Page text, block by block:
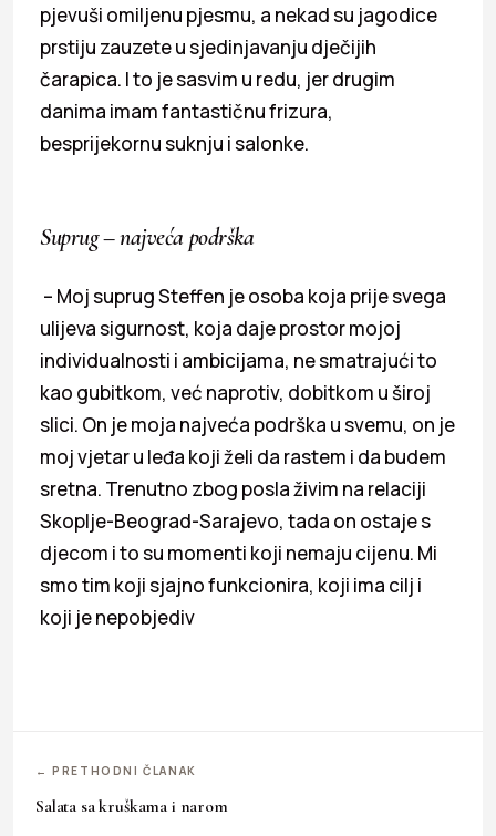
pjevuši omiljenu pjesmu, a nekad su jagodice
prstiju zauzete u sjedinjavanju dječi­jih
čarapica. I to je sasvim u redu, jer drugim
danima imam fantastičnu frizura,
besprijekornu suknju i salonke.
Suprug – najveća podrška
– Moj suprug Steffen je osoba koja prije svega
ulijeva sigurnost, koja daje prostor mojoj
individualnosti i ambicijama, ne smatrajući to
kao gubitkom, već naprotiv, dobitkom u široj
slici. On je moja najveća podrška u svemu, on je
moj vjetar u leđa koji želi da rastem i da budem
sretna. Trenutno zbog posla živim na relaciji
Skoplje-Beograd-Sarajevo, tada on ostaje s
djecom i to su momenti koji nemaju cijenu. Mi
smo tim koji sjajno funkcionira, koji ima cilj i
koji je nepobjediv
← PRETHODNI ČLANAK
Salata sa kruškama i narom